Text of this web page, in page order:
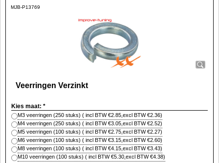
MJB-P13769
Veerringen Verzinkt
Kies maat: *
M3 veerringen (250 stuks) ( incl BTW€2.85 excl BTW€2.36)
M4 veerringen (250 stuks) ( incl BTW€3.05 excl BTW€2.52)
M5 veerringen (100 stuks) ( incl BTW€2.75 excl BTW€2.27)
M6 veerringen (100 stuks) ( incl BTW€3.15 excl BTW€2.60)
M8 veerringen (100 stuks) ( incl BTW€4.15 excl BTW€3.43)
M10 veerringen (100 stuks) ( incl BTW€5.30 excl BTW€4.38)